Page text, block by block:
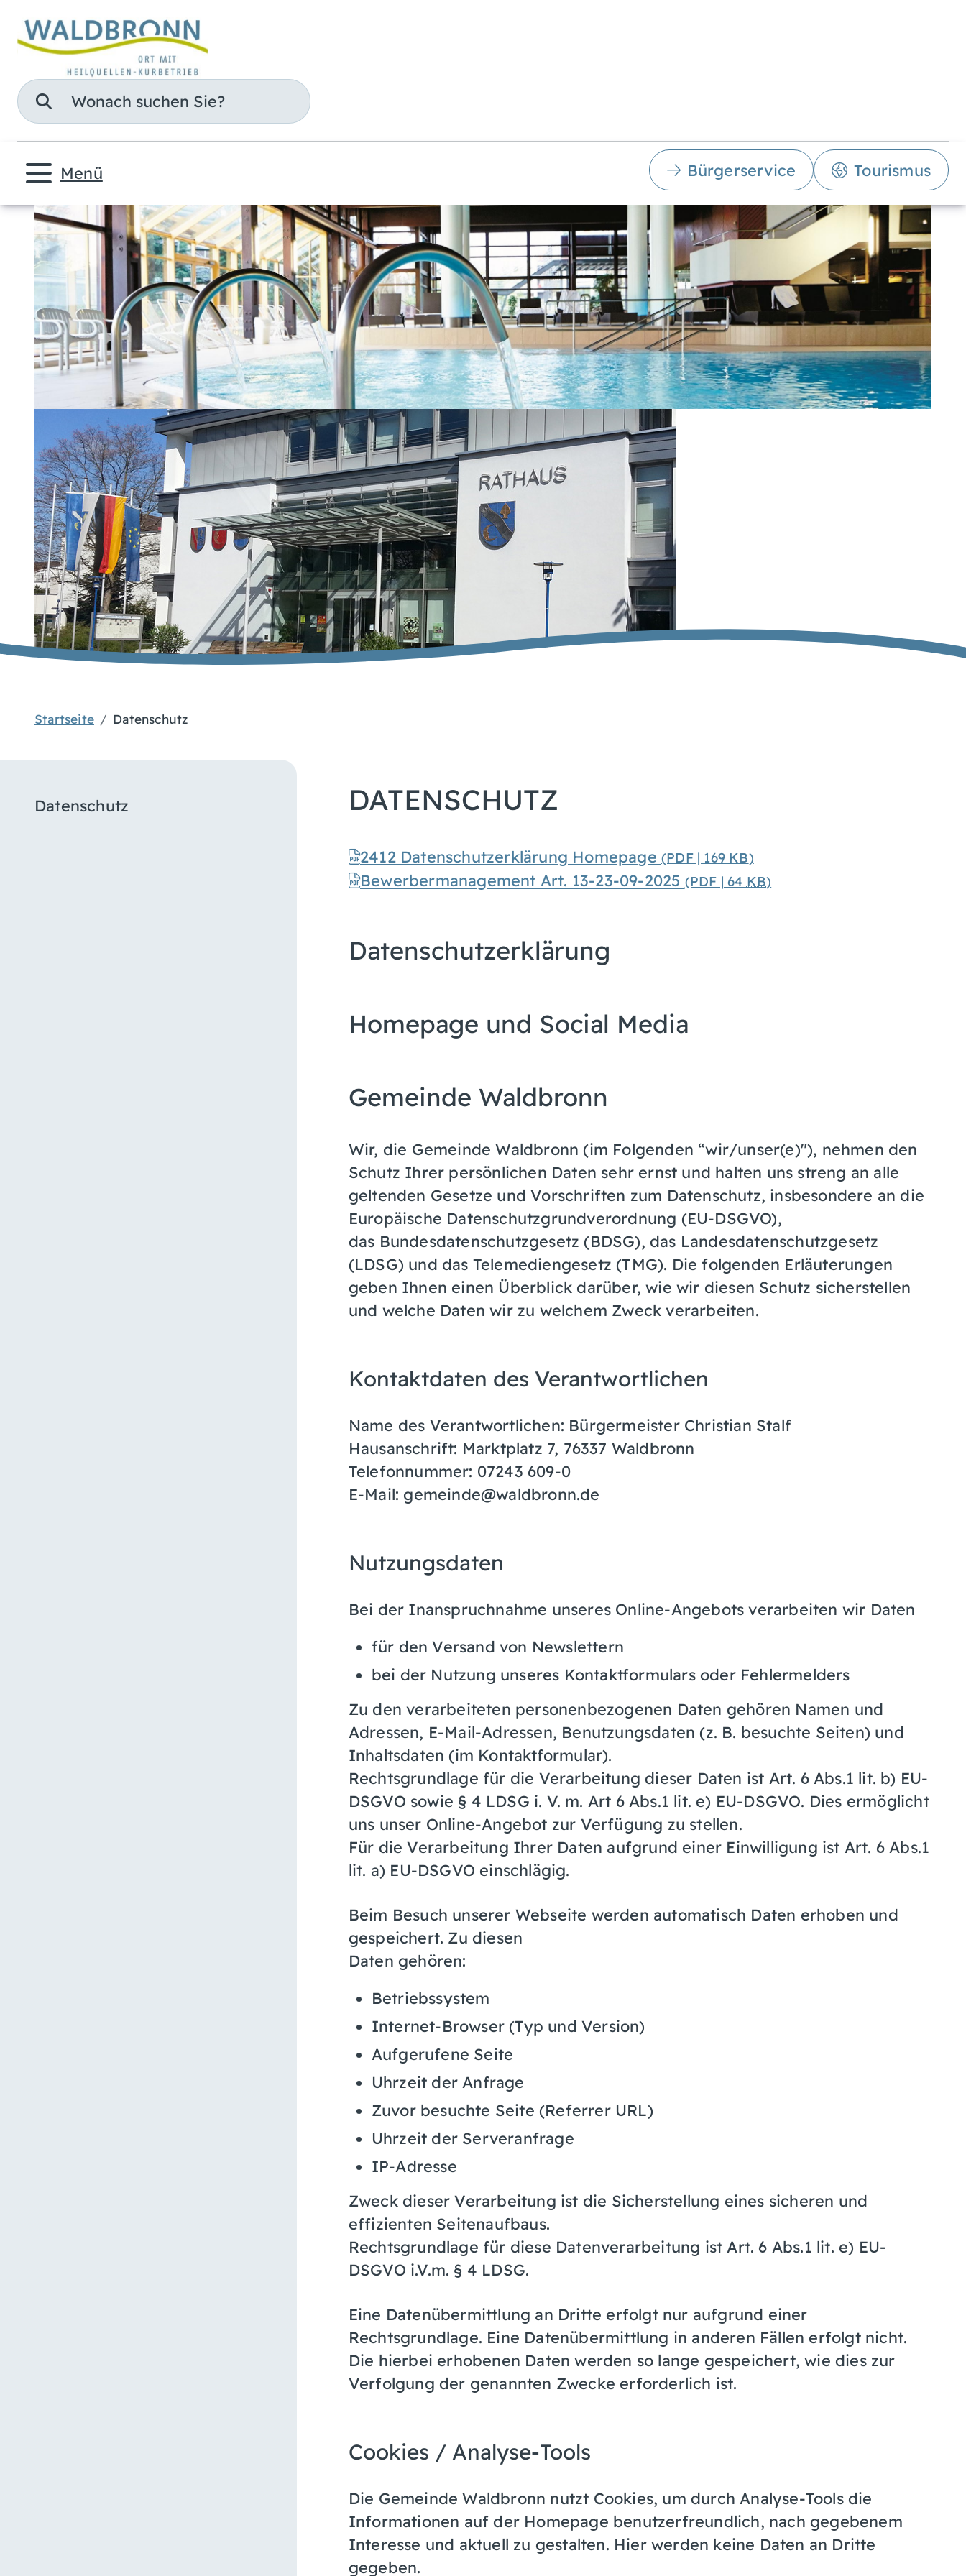
Suche
Menü Bürgerservice Tourismus
Startseite Datenschutz
Datenschutz DATENSCHUTZ
2412 Datenschutzerklärung Homepage (PDF | 169 KB)
Bewerbermanagement Art. 13-23-09-2025 (PDF | 64 KB)
Datenschutzerklärung
Homepage und Social Media
Gemeinde Waldbronn
Wir, die Gemeinde Waldbronn (im Folgenden “wir/unser(e)"), nehmen den
Schutz Ihrer persönlichen Daten sehr ernst und halten uns streng an alle
geltenden Gesetze und Vorschriften zum Datenschutz, insbesondere an die
Europäische Datenschutzgrundverordnung (EU-DSGVO),
das Bundesdatenschutzgesetz (BDSG), das Landesdatenschutzgesetz
(LDSG) und das Telemediengesetz (TMG). Die folgenden Erläuterungen
geben Ihnen einen Überblick darüber, wie wir diesen Schutz sicherstellen
und welche Daten wir zu welchem Zweck verarbeiten.
Kontaktdaten des Verantwortlichen
Name des Verantwortlichen: Bürgermeister Christian Stalf
Hausanschrift: Marktplatz 7, 76337 Waldbronn
Telefonnummer: 07243 609-0
E-Mail: gemeinde@waldbronn.de
Nutzungsdaten
Bei der Inanspruchnahme unseres Online-Angebots verarbeiten wir Daten
für den Versand von Newslettern
bei der Nutzung unseres Kontaktformulars oder Fehlermelders
Zu den verarbeiteten personenbezogenen Daten gehören Namen und
Adressen, E-Mail-Adressen, Benutzungsdaten (z. B. besuchte Seiten) und
Inhaltsdaten (im Kontaktformular).
Rechtsgrundlage für die Verarbeitung dieser Daten ist Art. 6 Abs.1 lit. b) EU-
DSGVO sowie § 4 LDSG i. V. m. Art 6 Abs.1 lit. e) EU-DSGVO. Dies ermöglicht
uns unser Online-Angebot zur Verfügung zu stellen.
Für die Verarbeitung Ihrer Daten aufgrund einer Einwilligung ist Art. 6 Abs.1
lit. a) EU-DSGVO einschlägig.
Beim Besuch unserer Webseite werden automatisch Daten erhoben und
gespeichert. Zu diesen
Daten gehören:
Betriebssystem
Internet-Browser (Typ und Version)
Aufgerufene Seite
Uhrzeit der Anfrage
Zuvor besuchte Seite (Referrer URL)
Uhrzeit der Serveranfrage
IP-Adresse
Zweck dieser Verarbeitung ist die Sicherstellung eines sicheren und
effizienten Seitenaufbaus.
Rechtsgrundlage für diese Datenverarbeitung ist Art. 6 Abs.1 lit. e) EU-
DSGVO i.V.m. § 4 LDSG.
Eine Datenübermittlung an Dritte erfolgt nur aufgrund einer
Rechtsgrundlage. Eine Datenübermittlung in anderen Fällen erfolgt nicht.
Die hierbei erhobenen Daten werden so lange gespeichert, wie dies zur
Verfolgung der genannten Zwecke erforderlich ist.
Cookies / Analyse-Tools
Die Gemeinde Waldbronn nutzt Cookies, um durch Analyse-Tools die
Informationen auf der Homepage benutzerfreundlich, nach gegebenem
Interesse und aktuell zu gestalten. Hier werden keine Daten an Dritte
gegeben.